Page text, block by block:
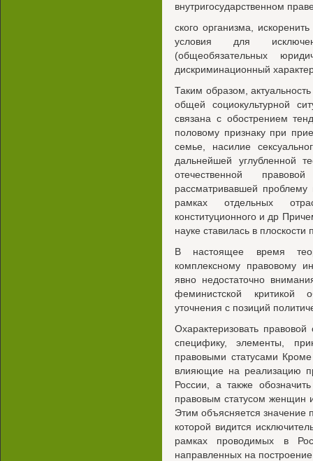
внутригосударственном
ского организма,
условия для
(общеобязательных
дискриминационный
Таким образом,
общей социокультурной
связана с обострением
половому признаку при
семье, насилие
дальнейшей углубленной
отечественной
рассматривавшей
рамках отдельных
конституционного и др
науке ставилась в
В настоящее время
комплексному правовому
явно недостаточно
феминистской критикой
уточнения с позиций
Охарактеризовать
специфику, элементы,
правовыми статусами
влияющие на реализацию
России, а также
правовым статусом женщин
Этим объясняется значение
которой видится
рамках проводимых в
направленных на построение